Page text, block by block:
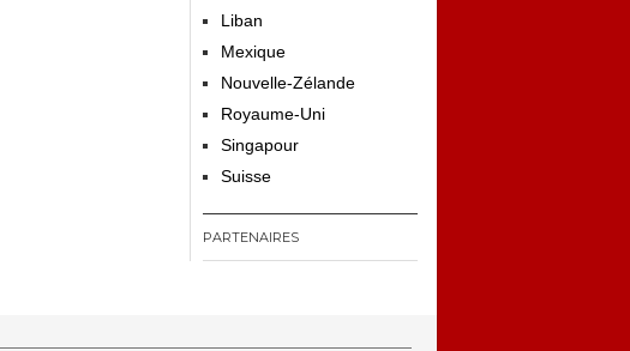
Liban
Mexique
Nouvelle-Zélande
Royaume-Uni
Singapour
Suisse
PARTENAIRES